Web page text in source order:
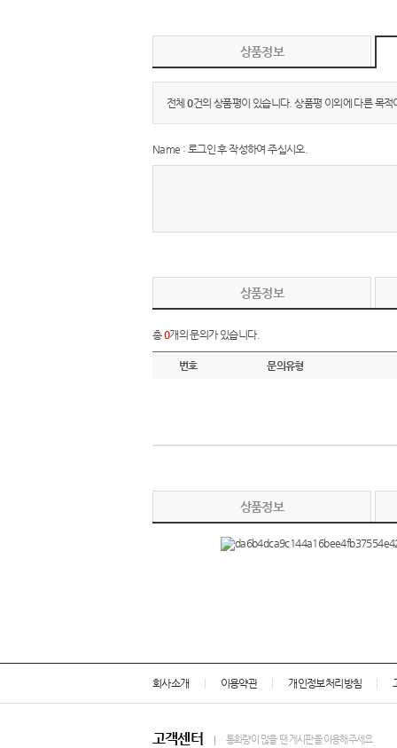
상품정보
전체0건의 상품평이 있습니다. 상품평 이외에 다른 목
Name : 로그인 후 작성하여 주십시오.
상품정보
총0개의 문의가 있습니다.
번호 문의유형
상품정보
회사소개 이용약관 개인정보처리방침
고객센터 통화량이 많을 땐 게시판을 이용해주세요